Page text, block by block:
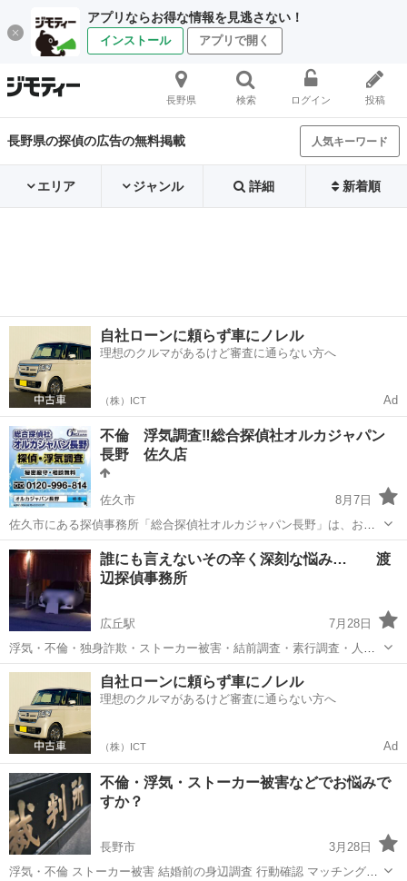
アプリならお得な情報を見逃さない！
インストール アプリで開く
長野県 検索 ログイン 投稿
長野県の探偵の広告の無料掲載 人気キーワード
エリア ジャンル 詳細 新着順
自社ローンに頼らず車にノレル
理想のクルマがあるけど審査に通らない方へ
（株）ICT Ad
不倫 浮気調査‼️総合探偵社オルカジャパン
長野 佐久店
佐久市
8月7日
佐久市にある探偵事務所「総合探偵社オルカジャパン長野」は、お客
様とご相談いただいた事案に真摯に向き合いしっかりきちんとお話い
たします。 ご依頼内容を詳しくお聞きした上で最適、最良なプランの
ご提案を目指します。 「疑問」に思...
長野 佐久市 探偵 探偵社
誰にも言えないその辛く深刻な悩み… 渡
辺探偵事務所
広丘駅
7月28日
浮気・不倫・独身詐欺・ストーカー被害・結前調査・素行調査・人探
し・マッチングアプリでのトラブルなどご相談ください。 いま抱えて
いるそのつらい悩みや不安の解決に向け必要な調査・証拠集めをし真
実を掴みます。 長野県内即日対応...
長野 塩尻市 広丘駅 探偵 探偵事務所
自社ローンに頼らず車にノレル
理想のクルマがあるけど審査に通らない方へ
（株）ICT Ad
不倫・浮気・ストーカー被害などでお悩みで
すか？
長野市
3月28日
浮気・不倫 ストーカー被害 結婚前の身辺調査 行動確認 マッチングア